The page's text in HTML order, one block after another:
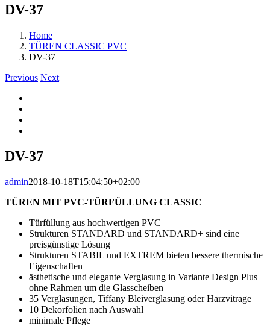
DV-37
Home
TÜREN CLASSIC PVC
DV-37
Previous Next
DV-37
admin2018-10-18T15:04:50+02:00
TÜREN MIT PVC-TÜRFÜLLUNG CLASSIC
Türfüllung aus hochwertigen PVC
Strukturen STANDARD und STANDARD+ sind eine
preisgünstige Lösung
Strukturen STABIL und EXTREM bieten bessere thermische
Eigenschaften
ästhetische und elegante Verglasung in Variante Design Plus
ohne Rahmen um die Glasscheiben
35 Verglasungen, Tiffany Bleiverglasung oder Harzvitrage
10 Dekorfolien nach Auswahl
minimale Pflege